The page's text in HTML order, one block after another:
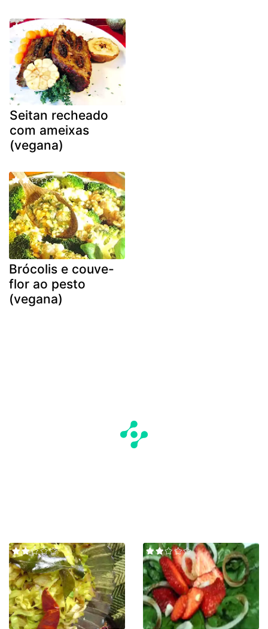
Seitan recheado
com ameixas
(vegana)
Brócolis e couve-
flor ao pesto
(vegana)